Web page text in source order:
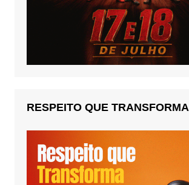
RESPEITO QUE TRANSFORMA